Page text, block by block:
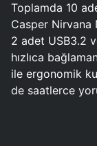
Toplamda 10
Casper
2 adet USB3.2
hızlıca
ile ergonomik
de saatlerce